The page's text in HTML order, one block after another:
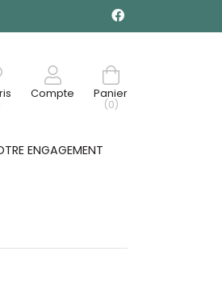
Compte
Panier
(0)
ENGAGEMENT